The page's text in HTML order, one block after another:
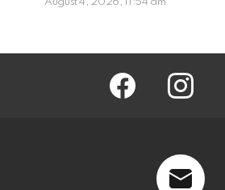
facebook